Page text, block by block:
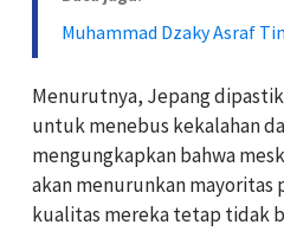
Muhammad Dzaky Asraf
Menurutnya, Jepang
untuk menebus kekalahan
mengungkapkan bahwa
akan menurunkan mayoritas
kualitas mereka tetap tidak